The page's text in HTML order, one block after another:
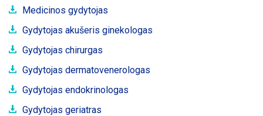
Medicinos gydytojas
Gydytojas akušeris ginekologas
Gydytojas chirurgas
Gydytojas dermatovenerologas
Gydytojas endokrinologas
Gydytojas geriatras